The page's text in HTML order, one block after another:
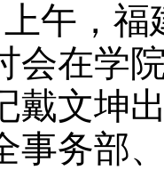
上午，
会在学
戴文坤
事务部